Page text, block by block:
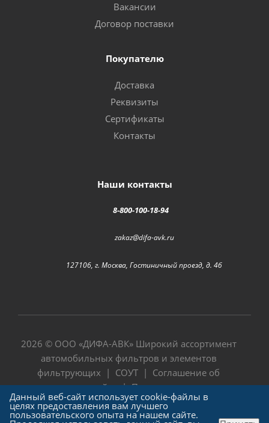
Вакансии
Договор поставки
Покупателю
Доставка
Реквизиты
Сертификаты
Контакты
Наши контакты
8-800-100-18-94
zakaz@difa-avk.ru
127106, г. Москва, Гостиничный проезд, д. 4б
2026 © ООО «ДИФА-АВК» Широкий ассортимент
автомобильных фильтров и элементов
фильтрующих | СОУТ | Соглашение об
использовании сайта|Политика в отношении
обработки персональных данных
Данный веб-сайт использует cookie-файлы в
целях предоставления вам лучшего
пользовательского опыта на нашем сайте.